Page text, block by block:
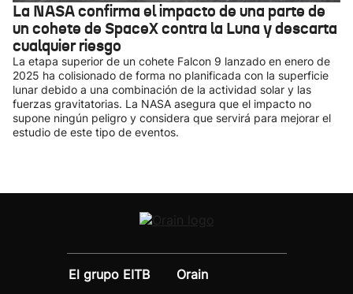
La NASA confirma el impacto de una parte de
un cohete de SpaceX contra la Luna y descarta
cualquier riesgo
La etapa superior de un cohete Falcon 9 lanzado en enero de
2025 ha colisionado de forma no planificada con la superficie
lunar debido a una combinación de la actividad solar y las
fuerzas gravitatorias. La NASA asegura que el impacto no
supone ningún peligro y considera que servirá para mejorar el
estudio de este tipo de eventos.
El grupo EITB
Orain